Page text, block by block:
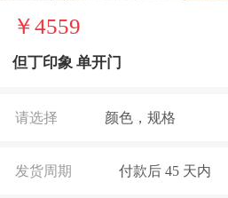
￥4559
但丁印象 单开门
请选择 颜色，规格
发货周期 付款后45 天内